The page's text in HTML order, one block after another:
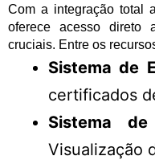
Com a integração total
oferece acesso direto
cruciais. Entre os
Sistema de
certificados
Sistema
Visualização